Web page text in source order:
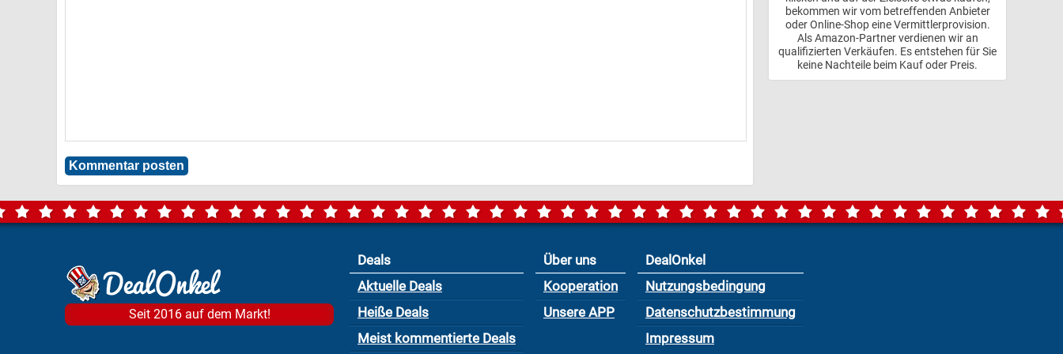
bekommen wir vom betreffenden Anbieter
oder Online-Shop eine Vermittlerprovision.
Als Amazon-Partner verdienen wir an
qualifizierten Verkäufen. Es entstehen für Sie
keine Nachteile beim Kauf oder Preis.
Seit 2016 auf dem Markt!
Deals
Aktuelle Deals
Heiße Deals
Meist kommentierte Deals
Über uns
Kooperation
Unsere APP
DealOnkel
Nutzungsbedingung
Datenschutzbestimmung
Impressum